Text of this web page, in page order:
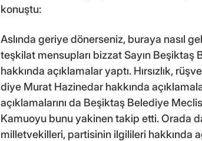
konuştu:
Aslında geriye dönerseniz, buraya nasıl
teşkilat mensupları bizzat Sayın Beşiktaş
hakkında açıklamalar yaptı. Hırsızlık,
diye Murat Hazinedar hakkında
açıklamalarını da Beşiktaş Belediye
Kamuoyu bunu yakinen takip etti. Orada
milletvekilleri, partisinin ilgilileri hakkında